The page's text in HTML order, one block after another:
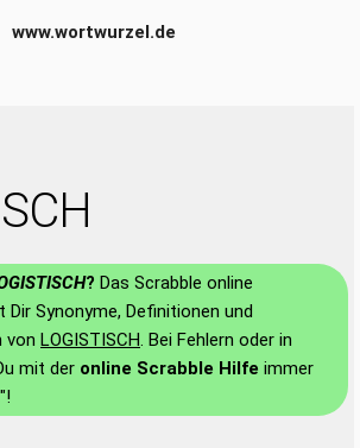
www.wortwurzel.de
? Das Scrabble online
Synonyme, Definitionen und
von LOGISTISCH. Bei Fehlern oder in
mit der online Scrabble Hilfe immer